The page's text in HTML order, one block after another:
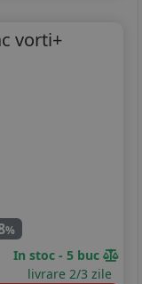
vorti+
%
In stoc - 5 buc
livrare 2/3 zile